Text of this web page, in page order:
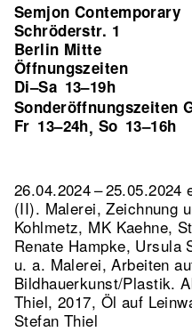
Semjon Contemporary
Schröderstr. 1
Berlin Mitte
Öffnungszeiten
Di–Sa 13–19h
Sonderöffnungszeiten
Fr 13–24h, So 13–16h
26.04.2024 –
(II). Malerei, Zeichnung
Kohlmetz, MK Kaehne,
Renate Hampke, Ursula
u. a. Malerei, Arbeiten
Bildhauerkunst/Plastik.
Thiel, 2017, Öl auf
Stefan Thiel